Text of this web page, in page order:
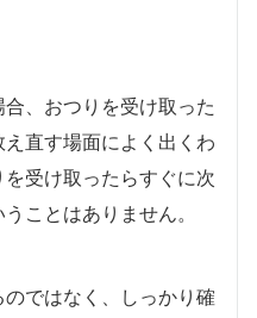
、おつりを受け取った
直す場面によく出くわ
受け取ったらすぐに次
ことはありません。
ではなく、しっかり確